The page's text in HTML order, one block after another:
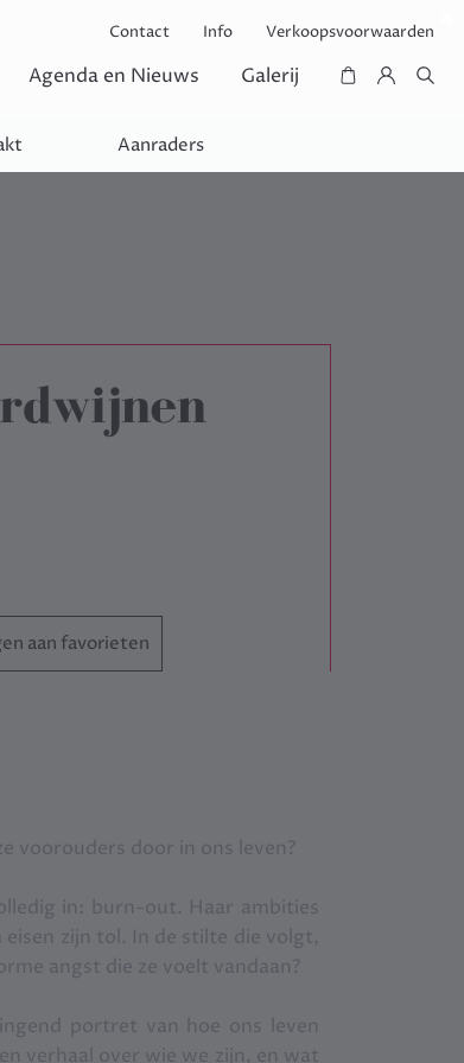
Contact Info Verkoopsvoorwaarden
Agenda en Nieuws Galerij
Aanraders
aan favorieten
voorouders door in ons leven?
in: burn-out. Haar ambities
zijn tol. In de stilte die volgt,
angst die ze voelt vandaan?
portret van hoe ons leven
verhaal over wie we zijn, en wat